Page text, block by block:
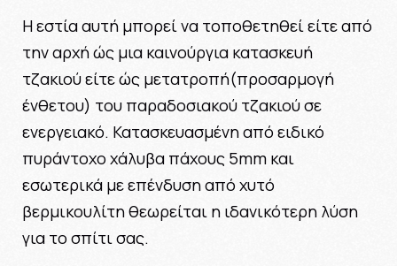
Η εστία αυτή μπορεί να τοποθετηθεί είτε από
την αρχή ώς μια καινούργια κατασκευή
τζακιού είτε ώς μετατροπή(προσαρμογή
ένθετου) του παραδοσιακού τζακιού σε
ενεργειακό. Κατασκευασμένη από ειδικό
πυράντοχο χάλυβα πάχους 5mm και
εσωτερικά με επένδυση από χυτό
βερμικουλίτη θεωρείται η ιδανικότερη λύση
για το σπίτι σας.